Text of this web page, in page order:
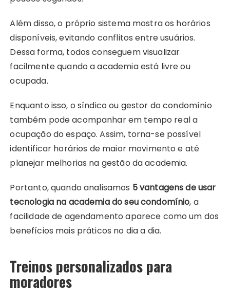
Além disso, o próprio sistema mostra os horários
disponíveis, evitando conflitos entre usuários.
Dessa forma, todos conseguem visualizar
facilmente quando a academia está livre ou
ocupada.
Enquanto isso, o síndico ou gestor do condomínio
também pode acompanhar em tempo real a
ocupação do espaço. Assim, torna-se possível
identificar horários de maior movimento e até
planejar melhorias na gestão da academia.
Portanto, quando analisamos 5 vantagens de usar
tecnologia na academia do seu condomínio, a
facilidade de agendamento aparece como um dos
benefícios mais práticos no dia a dia.
Treinos personalizados para
moradores